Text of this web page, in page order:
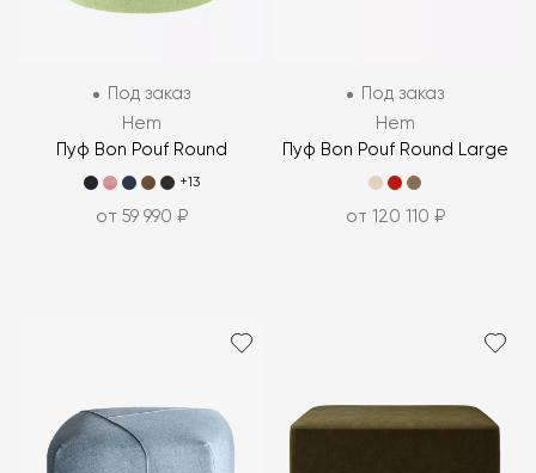
Под заказ
Hem
Пуф Bon Pouf Round
+13
от 59 990 ₽
Под заказ
Hem
Пуф Bon Pouf Round Large
от 120 110 ₽